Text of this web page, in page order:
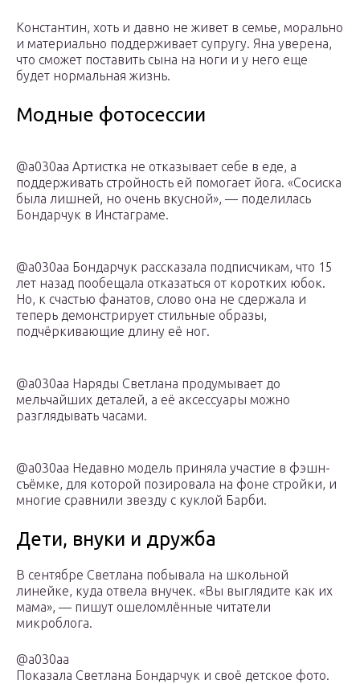
Константин, хоть и давно не живет в семье, морально
и материально поддерживает супругу. Яна уверена,
что сможет поставить сына на ноги и у него еще
будет нормальная жизнь.
Модные фотосессии
@a030aa Артистка не отказывает себе в еде, а
поддерживать стройность ей помогает йога. «Сосиска
была лишней, но очень вкусной», — поделилась
Бондарчук в Инстаграме.
@a030aa Бондарчук рассказала подписчикам, что 15
лет назад пообещала отказаться от коротких юбок.
Но, к счастью фанатов, слово она не сдержала и
теперь демонстрирует стильные образы,
подчёркивающие длину её ног.
@a030aa Наряды Светлана продумывает до
мельчайших деталей, а её аксессуары можно
разглядывать часами.
@a030aa Недавно модель приняла участие в фэшн-
съёмке, для которой позировала на фоне стройки, и
многие сравнили звезду с куклой Барби.
Дети, внуки и дружба
В сентябре Светлана побывала на школьной
линейке, куда отвела внучек. «Вы выглядите как их
мама», — пишут ошеломлённые читатели
микроблога.
@a030aa
Показала Светлана Бондарчук и своё детское фото.